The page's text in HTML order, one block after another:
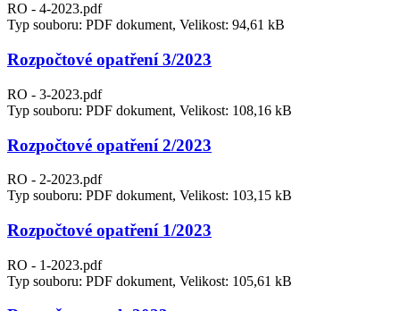
RO - 4-2023.pdf
Typ souboru: PDF dokument, Velikost: 94,61 kB
Rozpočtové opatření 3/2023
RO - 3-2023.pdf
Typ souboru: PDF dokument, Velikost: 108,16 kB
Rozpočtové opatření 2/2023
RO - 2-2023.pdf
Typ souboru: PDF dokument, Velikost: 103,15 kB
Rozpočtové opatření 1/2023
RO - 1-2023.pdf
Typ souboru: PDF dokument, Velikost: 105,61 kB